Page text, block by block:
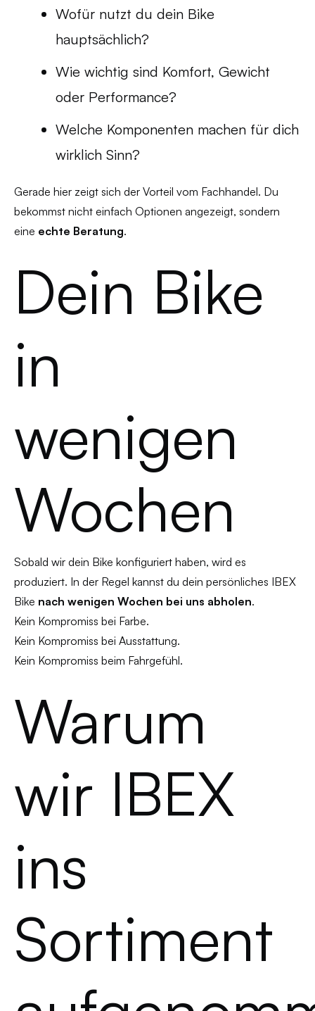
Wofür nutzt du dein Bike
hauptsächlich?
Wie wichtig sind Komfort, Gewicht
oder Performance?
Welche Komponenten machen für dich
wirklich Sinn?
Gerade hier zeigt sich der Vorteil vom Fachhandel. Du
bekommst nicht einfach Optionen angezeigt, sondern
eine echte Beratung.
Dein Bike
in
wenigen
Wochen
Sobald wir dein Bike konfiguriert haben, wird es
produziert. In der Regel kannst du dein persönliches IBEX
Bike nach wenigen Wochen bei uns abholen.
Kein Kompromiss bei Farbe.
Kein Kompromiss bei Ausstattung.
Kein Kompromiss beim Fahrgefühl.
Warum
wir IBEX
ins
Sortiment